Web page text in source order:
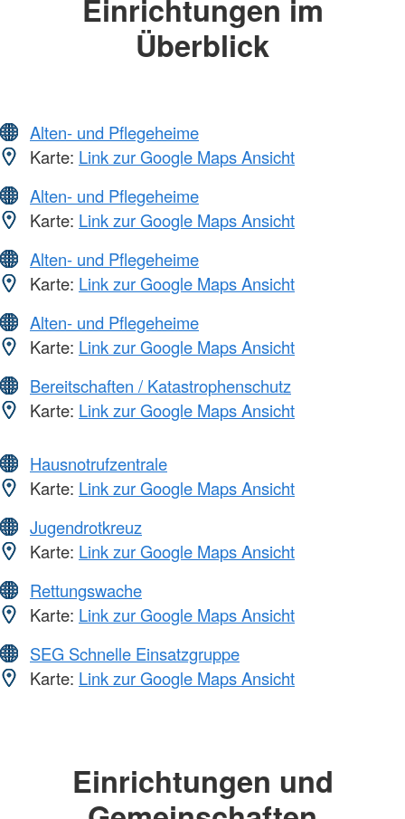
Einrichtungen im
Überblick
Alten- und Pflegeheime
Karte: Link zur Google Maps Ansicht
Alten- und Pflegeheime
Karte: Link zur Google Maps Ansicht
Alten- und Pflegeheime
Karte: Link zur Google Maps Ansicht
Alten- und Pflegeheime
Karte: Link zur Google Maps Ansicht
Bereitschaften / Katastrophenschutz
Karte: Link zur Google Maps Ansicht
Hausnotrufzentrale
Karte: Link zur Google Maps Ansicht
Jugendrotkreuz
Karte: Link zur Google Maps Ansicht
Rettungswache
Karte: Link zur Google Maps Ansicht
SEG Schnelle Einsatzgruppe
Karte: Link zur Google Maps Ansicht
Einrichtungen und